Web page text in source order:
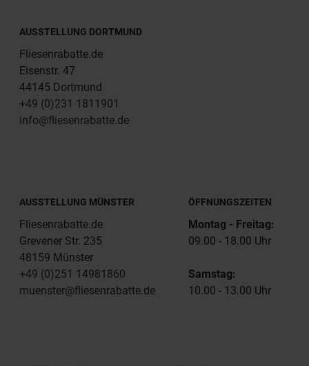
AUSSTELLUNG DORTMUND
Fliesenrabatte.de
Eisenstr. 47
44145 Dortmund
+49 (0)231 1811901
info@fliesenrabatte.de
AUSSTELLUNG MÜNSTER
Fliesenrabatte.de
Grevener Str. 235
48159 Münster
+49 (0)251 14981860
muenster@fliesenrabatte.de
ÖFFNUNGSZEITEN
Montag - Freitag:
09.00 - 18.00 Uhr
Samstag:
10.00 - 13.00 Uhr